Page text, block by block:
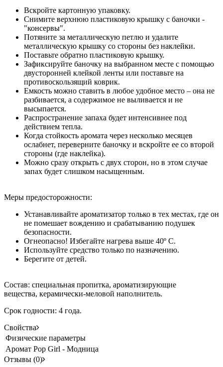
Вскройте картонную упаковку.
Снимите верхнюю пластиковую крышку с баночки -
"консервы".
Потяните за металлическую петлю и удалите
металлическую крышку со стороны без наклейки.
Поставьте обратно пластиковую крышку.
Зафиксируйте баночку на выбранном месте с помощью
двусторонней клейкой ленты или поставьте на
противоскользящий коврик.
Емкость можно ставить в любое удобное место – она не
разбивается, а содержимое не выливается и не
высыпается.
Распространение запаха будет интенсивнее под
действием тепла.
Когда стойкость аромата через несколько месяцев
ослабнет, переверните баночку и вскройте ее со второй
стороны (где наклейка).
Можно сразу открыть с двух сторон, но в этом случае
запах будет слишком насыщенным.
Меры предосторожности:
Устанавливайте ароматизатор только в тех местах, где он
не помешает вождению и срабатыванию подушек
безопасности.
Огнеопасно! Избегайте нагрева выше 40º С.
Используйте средство только по назначению.
Берегите от детей.
Состав: специальная пропитка, ароматизирующие
вещества, керамически-меловой наполнитель.
Срок годности: 4 года.
Свойства
Физические параметры
Аромат Pop Girl - Модница
Отзывы (0)